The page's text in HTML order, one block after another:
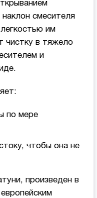
смесителя
им
чистку в тяжело
и
по мере
чтобы она не
произведен в